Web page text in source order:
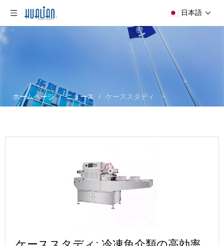
日本語
ホームページ / ニュース / ケーススタディ